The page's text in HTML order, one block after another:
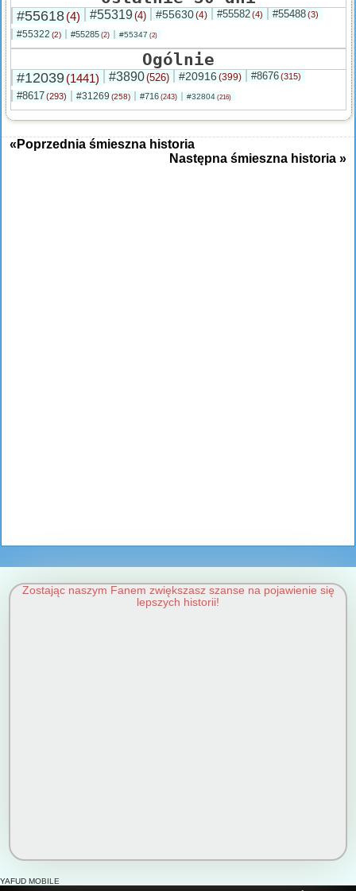
#55618(4) #55319(4) #55630(4) #55582(4) #55488(3)
#55322 (2) #55285 (2) #55347 (2)
Ogólnie
#12039(1441) #3890(526) #20916 (399) #8676(315)
#8617(293) #31269 (258) #716 (243) #32804 (216)
«Poprzednia śmieszna historia
Następna śmieszna historia »
Zostając naszym Fanem zwiększasz szanse na pojawienie się
lepszych historii!
YAFUD MOBILE